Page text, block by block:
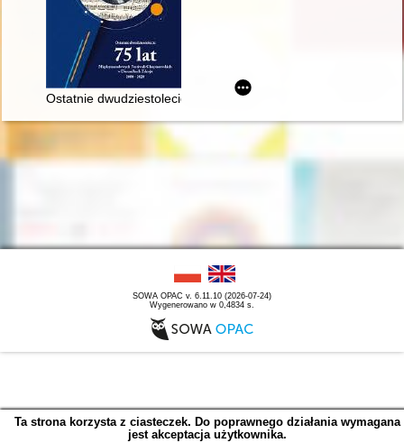
Ostatnie dwudziestolecie : 75 lat Międzynarodowych
SOWA OPAC v. 6.11.10 (2026-07-24)
Wygenerowano w 0,4834 s.
Ta strona korzysta z ciasteczek. Do poprawnego działania wymagana
jest akceptacja użytkownika.